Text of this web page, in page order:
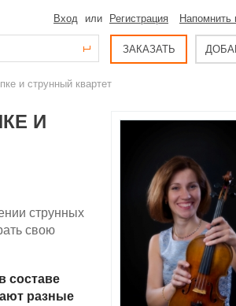
Вход или Регистрация Напомнить
ЗАКАЗАТЬ
и струнный квартет
И
струнных
свою
составе
разные